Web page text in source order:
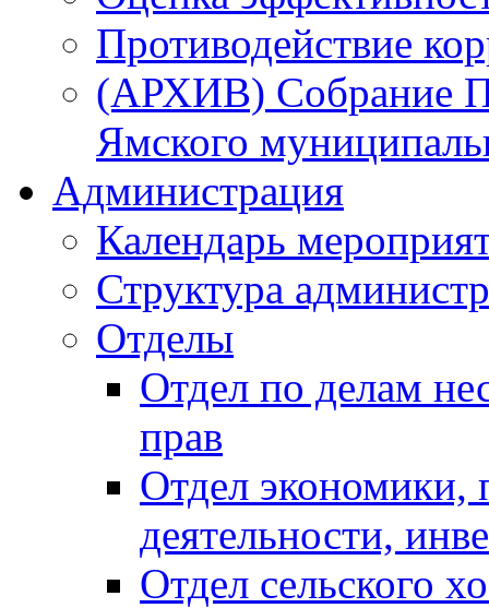
Противодействие
(АРХИВ) Собрание
Ямского
Администрация
Календарь
Структура
Отделы
Отдел по делам
прав
Отдел экономики,
деятельности,
Отдел сельского